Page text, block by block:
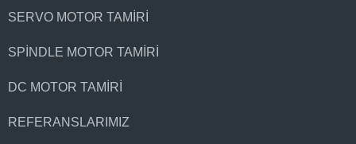
SERVO MOTOR TAMIRI
SPINDLE MOTOR TAMIRI
DC MOTOR TAMIRI
REFERANSLARIMIZ